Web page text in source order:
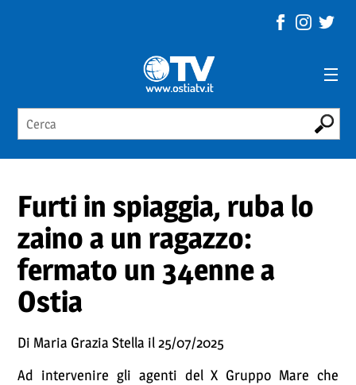
Furti in spiaggia, ruba lo
zaino a un ragazzo:
fermato un 34enne a
Ostia
Di Maria Grazia Stella il 25/07/2025
Ad intervenire gli agenti del X Gruppo Mare che